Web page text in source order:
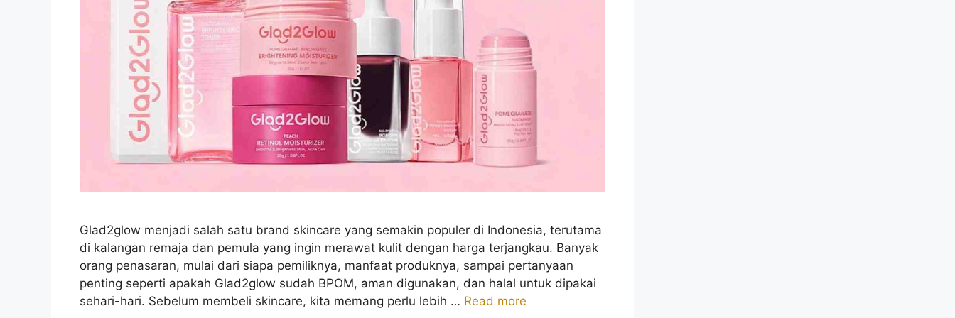
Glad2glow menjadi salah satu brand skincare yang semakin populer di Indonesia, terutama
di kalangan remaja dan pemula yang ingin merawat kulit dengan harga terjangkau. Banyak
orang penasaran, mulai dari siapa pemiliknya, manfaat produknya, sampai pertanyaan
penting seperti apakah Glad2glow sudah BPOM, aman digunakan, dan halal untuk dipakai
sehari-hari. Sebelum membeli skincare, kita memang perlu lebih … Read more